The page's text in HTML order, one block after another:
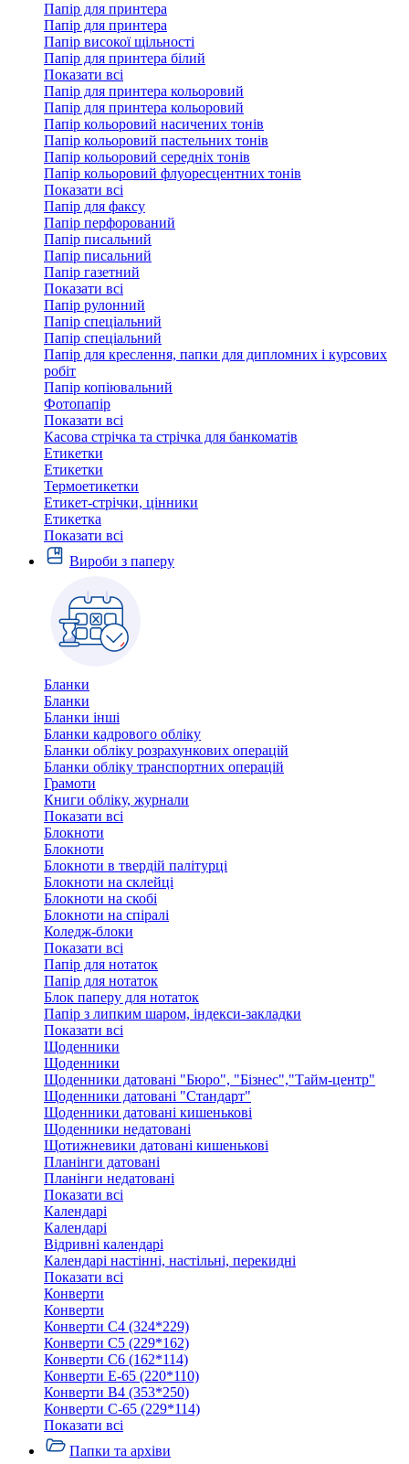
Папір для принтера
Папір для принтера
Папір високої щільності
Папір для принтера білий
Показати всі
Папір для принтера кольоровий
Папір для принтера кольоровий
Папір кольоровий насичених тонів
Папір кольоровий пастельних тонів
Папір кольоровий середніх тонів
Папір кольоровий флуоресцентних тонів
Показати всі
Папір для факсу
Папір перфорований
Папір писальний
Папір писальний
Папір газетний
Показати всі
Папір рулонний
Папір спеціальний
Папір спеціальний
Папір для креслення, папки для дипломних і курсових
робіт
Папір копіювальний
Фотопапір
Показати всі
Касова стрічка та стрічка для банкоматів
Етикетки
Етикетки
Термоетикетки
Етикет-стрічки, цінники
Етикетка
Показати всі
Вироби з паперу
Бланки
Бланки
Бланки інші
Бланки кадрового обліку
Бланки обліку розрахункових операцій
Бланки обліку транспортних операцій
Грамоти
Книги обліку, журнали
Показати всі
Блокноти
Блокноти
Блокноти в твердій палітурці
Блокноти на склейці
Блокноти на скобі
Блокноти на спіралі
Коледж-блоки
Показати всі
Папір для нотаток
Папір для нотаток
Блок паперу для нотаток
Папір з липким шаром, індекси-закладки
Показати всі
Щоденники
Щоденники
Щоденники датовані "Бюро", "Бізнес","Тайм-центр"
Щоденники датовані "Стандарт"
Щоденники датовані кишенькові
Щоденники недатовані
Щотижневики датовані кишенькові
Планінги датовані
Планінги недатовані
Показати всі
Календарі
Календарі
Відривні календарі
Календарі настінні, настільні, перекидні
Показати всі
Конверти
Конверти
Конверти C4 (324*229)
Конверти C5 (229*162)
Конверти C6 (162*114)
Конверти E-65 (220*110)
Конверти В4 (353*250)
Конверти С-65 (229*114)
Показати всі
Папки та архіви